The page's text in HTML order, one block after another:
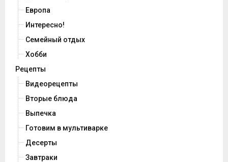
Европа
Интересно!
Семейный отдых
Хобби
Рецепты
Видеорецепты
Вторые блюда
Выпечка
Готовим в мультиварке
Десерты
Завтраки